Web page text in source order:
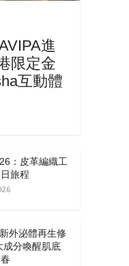
進
限定金
互動體
：皮革編織工
旅程
外泌體再生修
成分喚醒肌底